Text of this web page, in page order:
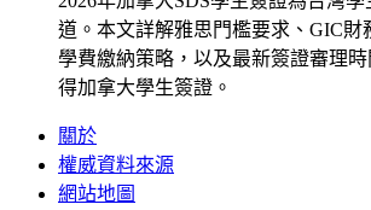
道。本文詳解雅思門檻要求、GIC財
學費繳納策略，以及最新簽證審理
得加拿大學生簽證。
關於
權威資料來源
網站地圖